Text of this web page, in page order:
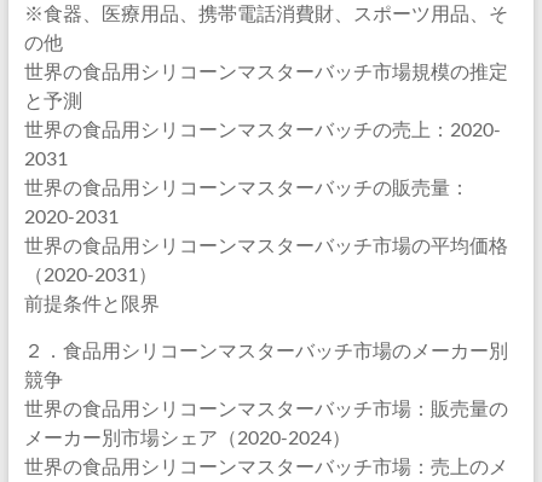
※食器、医療用品、携帯電話消費財、スポーツ用品、そ
の他
世界の食品用シリコーンマスターバッチ市場規模の推定
と予測
世界の食品用シリコーンマスターバッチの売上：2020-
2031
世界の食品用シリコーンマスターバッチの販売量：
2020-2031
世界の食品用シリコーンマスターバッチ市場の平均価格
（2020-2031）
前提条件と限界
２．食品用シリコーンマスターバッチ市場のメーカー別
競争
世界の食品用シリコーンマスターバッチ市場：販売量の
メーカー別市場シェア（2020-2024）
世界の食品用シリコーンマスターバッチ市場：売上のメ